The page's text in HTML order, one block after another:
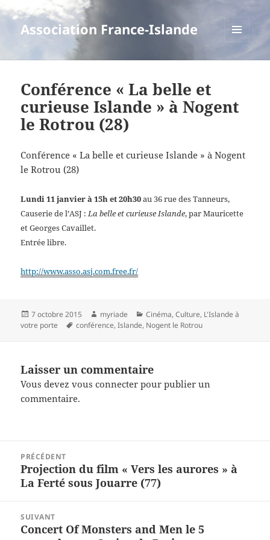
Association France-Islande
Conférence « La belle et
curieuse Islande » à Nogent
le Rotrou (28)
Conférence « La belle et curieuse Islande » à Nogent
le Rotrou (28)
Lundi 11 janvier à 15h et 20h30au 36 rue des Tanneurs,
Causerie de l’ASJ :La belle et curieuse Islande, par Mauricette
et Georges Cavaillet.
Entrée libre.
http://www.asso.asj.com.free.fr/
Publié
le
7 octobre 2015 Auteur
myriade Catégories
Cinéma,Culture, L'Islande à
votre porte
Mots-
conférence,Islande, Nogent le Rotrou
Laisser un commentaire
Vous devezvous connecter pour publier un
commentaire.
l’article
PRÉCÉDENT
Article
précédent :
Projection du film « Vers les aurores » à
La Ferté sous Jouarre (77)
SUIVANT
Article
Concert Of Monsters and Men le 5